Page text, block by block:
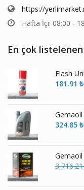
https://
Hafta İçi: 08:00 -
En çok listelenen
Flash
181.91 ₺
Gemaoil
324.85 ₺